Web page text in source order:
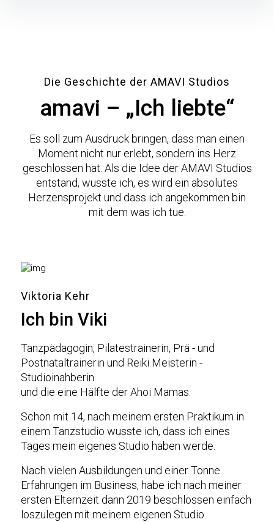
Die Geschichte der AMAVI Studios
amavi – „Ich liebte“
Es soll zum Ausdruck bringen, dass man einen
Moment nicht nur erlebt, sondern ins Herz
geschlossen hat. Als die Idee der AMAVI Studios
entstand, wusste ich, es wird ein absolutes
Herzensprojekt und dass ich angekommen bin
mit dem was ich tue.
Viktoria Kehr
Ich bin Viki
Tanzpädagogin, Pilatestrainerin, Prä - und
Postnataltrainerin und Reiki Meisterin -
Studioinahberin
und die eine Hälfte der Ahoi Mamas.
Schon mit 14, nach meinem ersten Praktikum in
einem Tanzstudio wusste ich, dass ich eines
Tages mein eigenes Studio haben werde.
Nach vielen Ausbildungen und einer Tonne
Erfahrungen im Business, habe ich nach meiner
ersten Elternzeit dann 2019 beschlossen einfach
loszulegen mit meinem eigenen Studio.